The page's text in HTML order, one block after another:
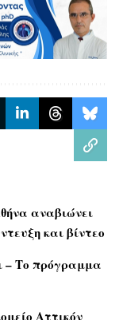
αναβιώνει
και βίντεο
– Το πρόγραμμα
Αττικόν